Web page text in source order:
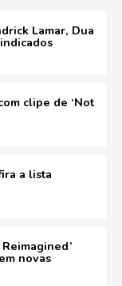
Lamar, Dua
clipe de ‘Not
a lista
novas